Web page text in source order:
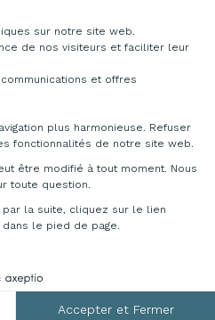
sur notre site web.
de nos visiteurs et faciliter leur
et offres
plus harmonieuse. Refuser
fonctionnalités de notre site web.
être modifié à tout moment. Nous
toute question.
la suite, cliquez sur le lien
le pied de page.
Accepter et Fermer
consent
RECYCLÉ POST-
Cyprès
B03
Saume
POLYESTER